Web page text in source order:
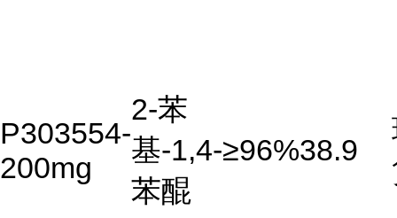
P303554-
200mg
2-苯
基-1,4-
苯醌
≥96%38.9